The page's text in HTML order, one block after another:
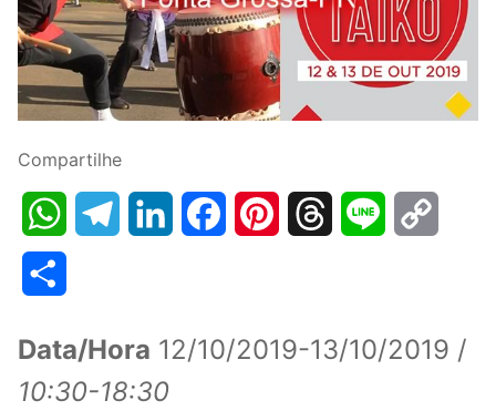
Compartilhe
WhatsAppTelegramLinkedInFacebookPinterestThreads Line
Data/Hora 12/10/2019-13/10/2019 /
10:30-18:30